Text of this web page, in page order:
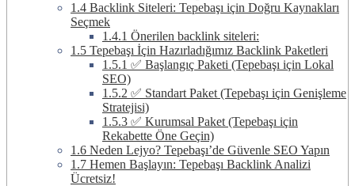
1.4 Backlink Siteleri: Tepebaşı için Doğru Kaynakları
Seçmek
1.4.1 Önerilen backlink siteleri:
1.5 Tepebaşı İçin Hazırladığımız Backlink Paketleri
1.5.1 ✅ Başlangıç Paketi (Tepebaşı için Lokal
SEO)
1.5.2 ✅ Standart Paket (Tepebaşı için Genişleme
Stratejisi)
1.5.3 ✅ Kurumsal Paket (Tepebaşı için
Rekabette Öne Geçin)
1.6 Neden Lejyo? Tepebaşı’de Güvenle SEO Yapın
1.7 Hemen Başlayın: Tepebaşı Backlink Analizi
Ücretsiz!